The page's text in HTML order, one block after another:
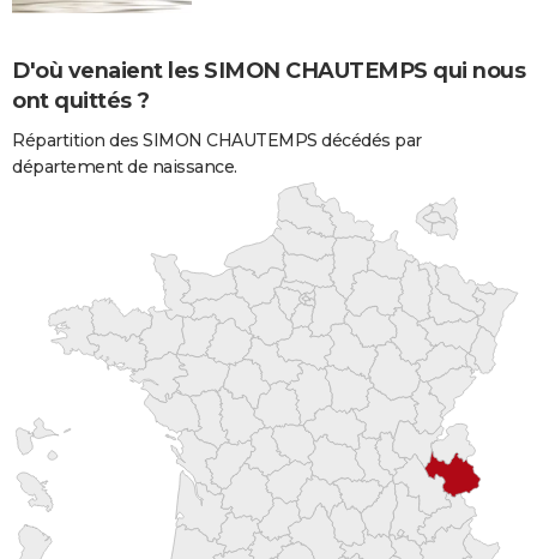
D'où venaient les SIMON CHAUTEMPS qui nous
ont quittés ?
Répartition des SIMON CHAUTEMPS décédés par
département de naissance.